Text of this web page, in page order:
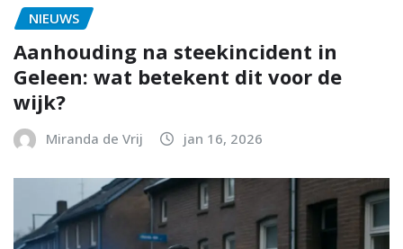
NIEUWS
Aanhouding na steekincident in
Geleen: wat betekent dit voor de
wijk?
Miranda de Vrij jan 16, 2026